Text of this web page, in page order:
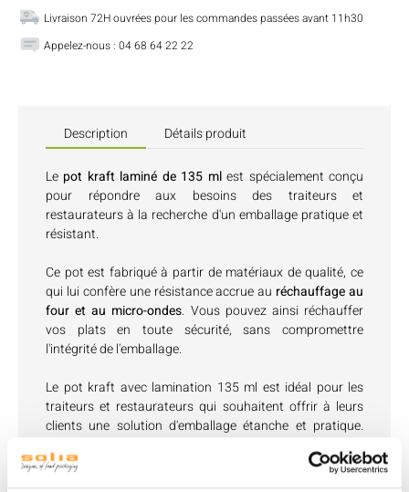
Livraison 72H ouvrées pour les commandes passées avant 11h30
Appelez-nous : 04 68 64 22 22
Description Détails produit
Le pot kraft laminé de 135 mlest spécialement conçu
pour répondre aux besoins des traiteurs et
restaurateurs à la recherche d'un emballage pratique et
résistant.
Ce pot est fabriqué à partir de matériaux de qualité, ce
qui lui confère une résistance accrue au réchauffage au
four et au micro-ondes. Vous pouvez ainsi réchauffer
vos plats en toute sécurité, sans compromettre
l'intégrité de l'emballage.
Le pot kraft avec lamination 135 ml est idéal pour les
traiteurs et restaurateurs qui souhaitent offrir à leurs
clients une solution d'emballage étanche et pratique.
responsable en matière de gestion des déchets.